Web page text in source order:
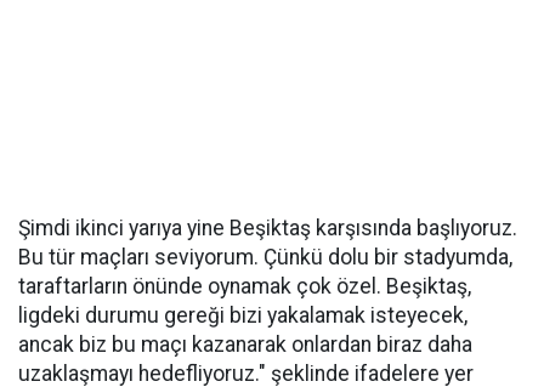
Şimdi ikinci yarıya yine Beşiktaş karşısında başlıyoruz.
Bu tür maçları seviyorum. Çünkü dolu bir stadyumda,
taraftarların önünde oynamak çok özel. Beşiktaş,
ligdeki durumu gereği bizi yakalamak isteyecek,
ancak biz bu maçı kazanarak onlardan biraz daha
uzaklaşmayı hedefliyoruz." şeklinde ifadelere yer